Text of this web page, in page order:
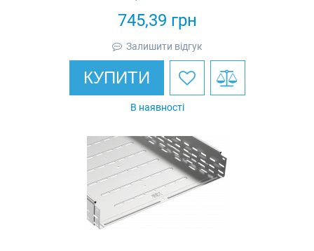
745,39 грн
Залишити відгук
КУПИТИ
В наявності